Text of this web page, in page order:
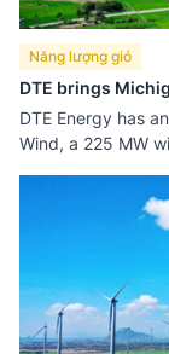
Năng lượng gió
DTE brings
DTE Energy has
Wind, a 225 MW